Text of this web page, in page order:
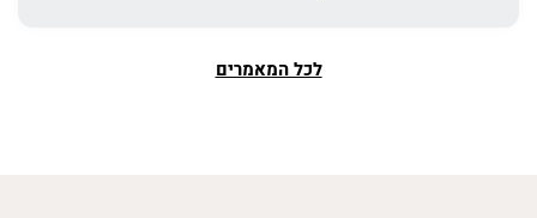
לכל המאמרים